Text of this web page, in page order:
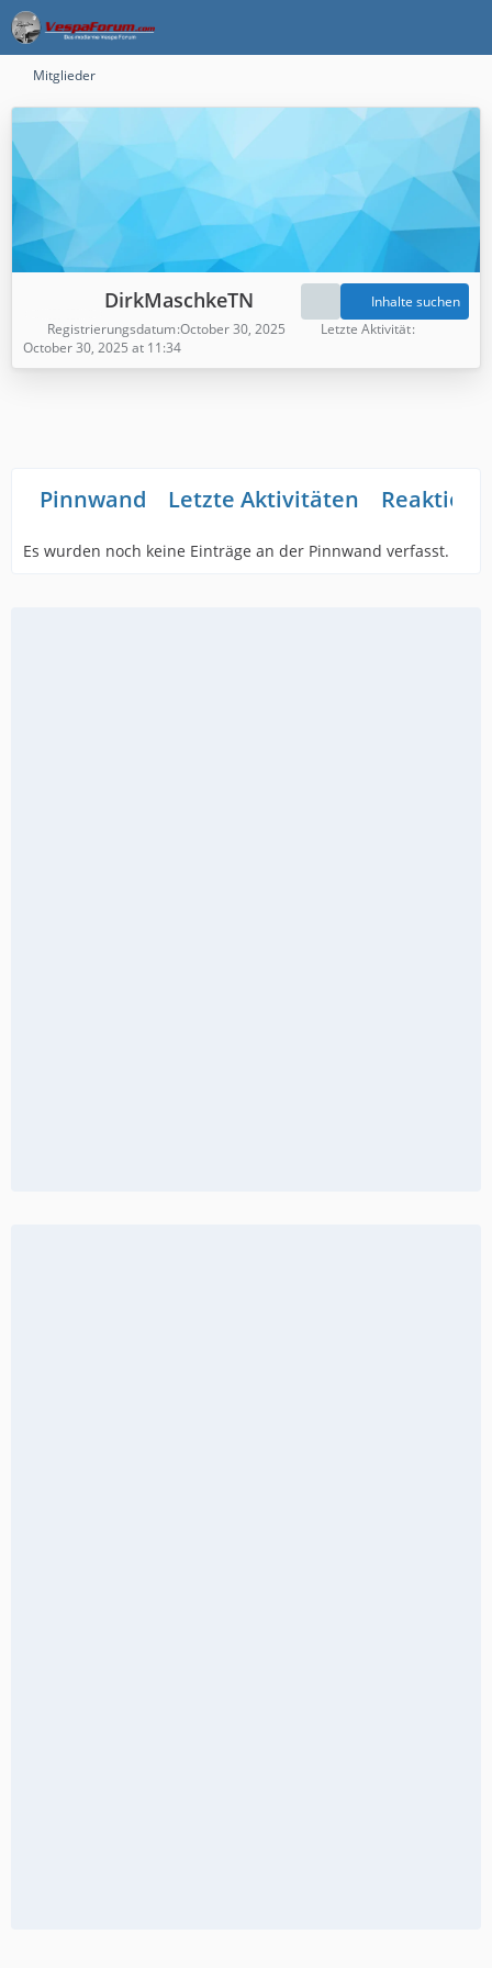
Mitglieder
DirkMaschkeTN
Inhalte suchen
Registrierungsdatum October 30, 2025
Letzte Aktivität
October 30, 2025 at 11:34
Pinnwand Letzte Aktivitäten
Es wurden noch keine Einträge an der Pinnwand verfasst.